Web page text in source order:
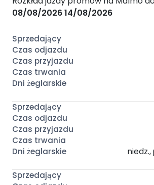
08/08/202614/08/2026
niedz.,